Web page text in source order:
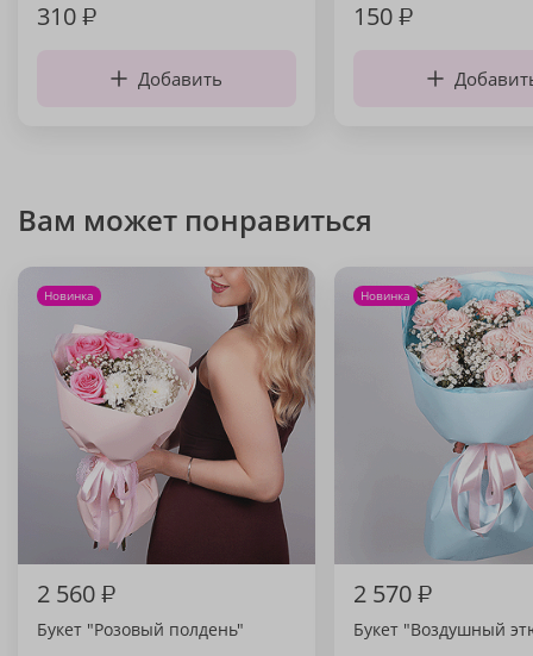
310₽
Добавить
150₽
Вам может понравиться
Новинка
2 560₽
Букет "Розовый полдень"
Новинка
2 570₽
Букет "Воздушный